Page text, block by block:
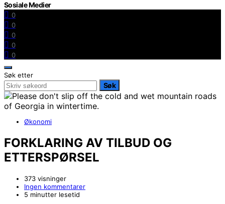
Sosiale Medier
0
0
0
0
0
Søk etter
Søk
Økonomi
FORKLARING AV TILBUD OG
ETTERSPØRSEL
373 visninger
Ingen kommentarer
5 minutter lesetid